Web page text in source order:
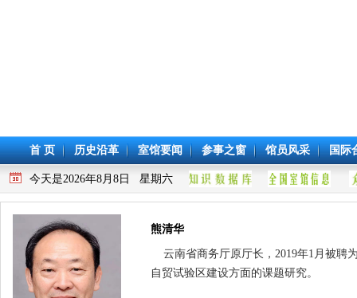
首 页 历史沿革 室馆要闻 参事之窗 馆员风采 国际
今天是2026年8月8日 星期六
熊清华
云南省商务厅原厅长，2019年1月被聘
自贸试验区建设方面的课题研究。